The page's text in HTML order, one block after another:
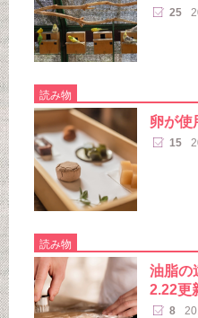
25
読み物
卵が使
15
読み物
油脂の
2.22更
8